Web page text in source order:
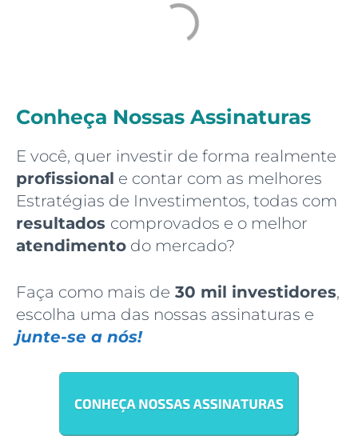
Conheça Nossas Assinaturas
E você, quer investir de forma realmente
profissional e contar com as melhores
Estratégias de Investimentos, todas com
resultados comprovados e o melhor
atendimento do mercado?
Faça como mais de 30 mil investidores,
escolha uma das nossas assinaturas e
junte-se a nós!